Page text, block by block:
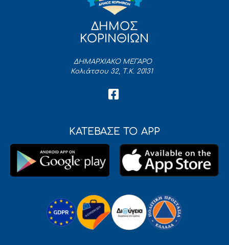
ΔΗΜΟΣ
ΚΟΡΙΝΘΙΩΝ
ΔΗΜΑΡΧΙΑΚΟ ΜΕΓΑΡΟ
Κολιάτσου 32, Τ.Κ. 20131
ΚΑΤΕΒΑΣΕ ΤΟ APP